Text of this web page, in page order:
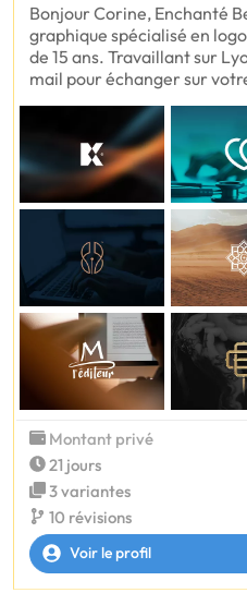
Bonjour Corine, Enchanté
graphique spécialisé en
de 15 ans. Travaillant sur
mail pour échanger sur
Montant privé
21 jours
3 variantes
10 révisions
Voir le profil